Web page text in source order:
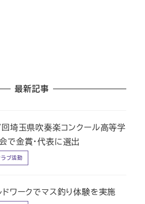
最新記事
回埼玉県吹奏楽コンクール高等学
で金賞・代表に選出
ラブ活動
ドワークでマス釣り体験を実施